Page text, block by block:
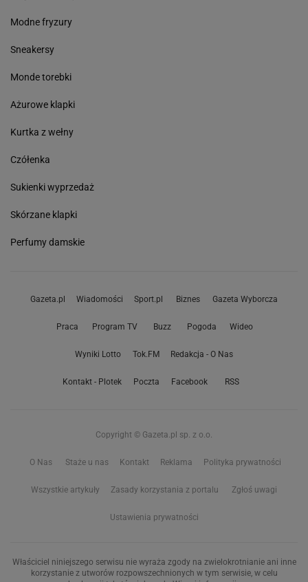
Modne fryzury
Sneakersy
Monde torebki
Ażurowe klapki
Kurtka z wełny
Czółenka
Sukienki wyprzedaż
Skórzane klapki
Perfumy damskie
Gazeta.pl Wiadomości Sport.pl Biznes Gazeta Wyborcza
Praca Program TV Buzz Pogoda Wideo
Wyniki Lotto Tok.FM Redakcja - O Nas
Kontakt - Plotek Poczta Facebook RSS
Copyright © Gazeta.pl sp. z o.o.
O Nas Staże u nas Kontakt Reklama Polityka prywatności
Wszystkie artykuły Zasady korzystania z portalu Zgłoś uwagi
Ustawienia prywatności
Właściciel niniejszego serwisu nie wyraża zgody na zwielokrotnianie ani inne
korzystanie z utworów rozpowszechnionych w tym serwisie, w celu